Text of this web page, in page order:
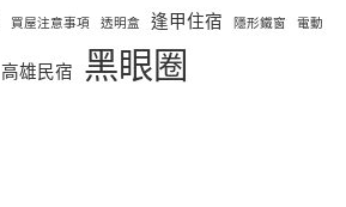
買屋注意事項 透明盒 逢甲住宿 隱形鐵窗 電動
高雄民宿 黑眼圈